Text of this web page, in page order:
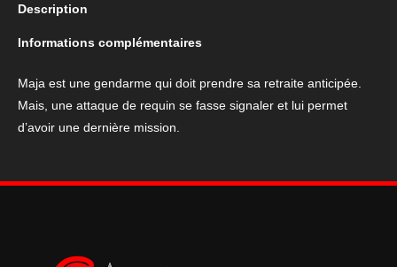
film
"L'Année
Requin"
Description
Informations complémentaires
Maja est une gendarme qui doit prendre sa retraite anticipée.
Mais, une attaque de requin se fasse signaler et lui permet
d’avoir une dernière mission.